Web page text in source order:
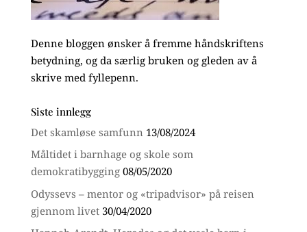
Denne bloggen ønsker å fremme håndskriftens
betydning, og da særlig bruken og gleden av å
skrive med fyllepenn.
Siste innlegg
Det skamløse samfunn 13/08/2024
Måltidet i barnhage og skole som
demokratibygging 08/05/2020
Odyssevs – mentor og «tripadvisor» på reisen
gjennom livet 30/04/2020